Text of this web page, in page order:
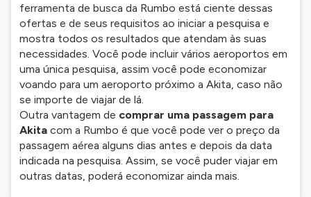
ferramenta de busca da Rumbo está ciente dessas
ofertas e de seus requisitos ao iniciar a pesquisa e
mostra todos os resultados que atendam às suas
necessidades. Você pode incluir vários aeroportos em
uma única pesquisa, assim você pode economizar
voando para um aeroporto próximo a Akita, caso não
se importe de viajar de lá.
Outra vantagem de comprar uma passagem para
Akita com a Rumbo é que você pode ver o preço da
passagem aérea alguns dias antes e depois da data
indicada na pesquisa. Assim, se você puder viajar em
outras datas, poderá economizar ainda mais.